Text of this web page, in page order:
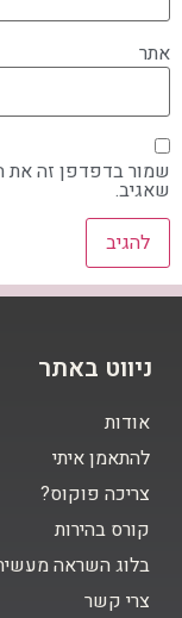
אתר
שמור בדפדפן זה את
שאגיב.
ניווט באתר
אודות
להתאמן איתי
צריכה פוקוס?
קורס בהירות
בלוג השראה
צרי קשר